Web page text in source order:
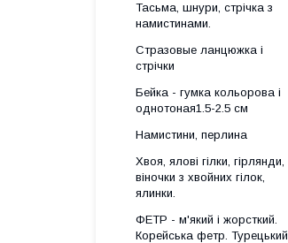
Тасьма, шнури, стрічка з
намистинами.
Стразовые ланцюжка і
стрічки
Бейка - гумка кольорова і
однотоная1.5-2.5 см
Намистини, перлина
Хвоя, ялові гілки, гірлянди,
віночки з хвойних гілок,
ялинки.
ФЕТР - м'який і жорсткий.
Корейська фетр. Турецький